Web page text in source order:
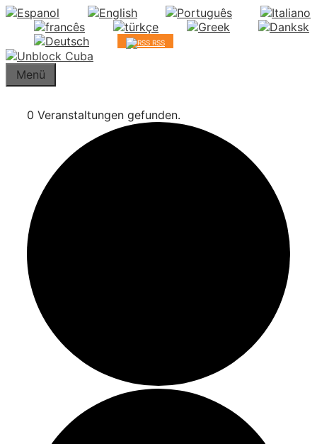
Springe
RSS
Menü
0 Veranstaltungen gefunden.